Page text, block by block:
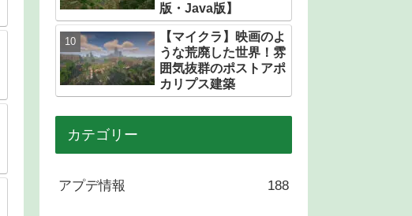
版・Java版】
【マイクラ】映画のよ
うな荒廃した世界！雰
囲気抜群のポストアポ
カリプス建築
カテゴリー
アプデ情報 188